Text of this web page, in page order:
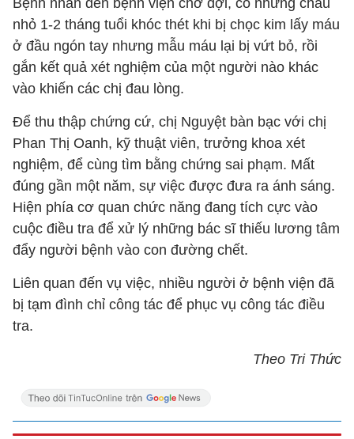
Bệnh nhân đến bệnh viện chờ đợi, có những cháu
nhỏ 1-2 tháng tuổi khóc thét khi bị chọc kim lấy máu
ở đầu ngón tay nhưng mẫu máu lại bị vứt bỏ, rồi
gắn kết quả xét nghiệm của một người nào khác
vào khiến các chị đau lòng.
Để thu thập chứng cứ, chị Nguyệt bàn bạc với chị
Phan Thị Oanh, kỹ thuật viên, trưởng khoa xét
nghiệm, để cùng tìm bằng chứng sai phạm. Mất
đúng gần một năm, sự việc được đưa ra ánh sáng.
Hiện phía cơ quan chức năng đang tích cực vào
cuộc điều tra để xử lý những bác sĩ thiếu lương tâm
đẩy người bệnh vào con đường chết.
Liên quan đến vụ việc, nhiều người ở bệnh viện đã
bị tạm đình chỉ công tác để phục vụ công tác điều
tra.
Theo Tri Thức